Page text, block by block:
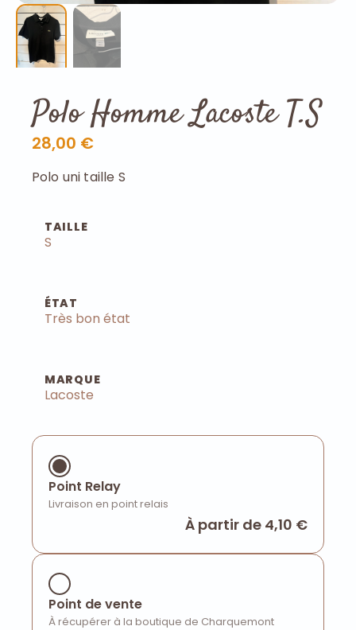
Polo Homme Lacoste T.S
28,00 €
Polo uni taille S
TAILLE
S
ÉTAT
Très bon état
MARQUE
Lacoste
Point Relay
Livraison en point relais
À partir de 4,10 €
Point de vente
À récupérer à la boutique de Charquemont